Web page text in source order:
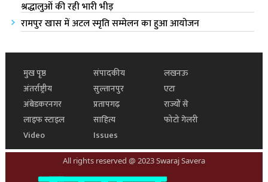
श्रद्धालुओं की रही भारी भीड़
रामपुर खास में अटल स्मृति सम्मेलन का हुआ आयोजन
मुख पृष्ठ संपादकीय
लखनऊ
अंतर्राष्ट्रीय
सुल्तानपुर
एटा
अंबेडकरनगर
प्रतापगढ़
राज्यों से
लाइफ स्टाइल
साहित्य
फोटो गेलरी
Video
Issues
All rights reserved @ 2023 Swaraj Savera